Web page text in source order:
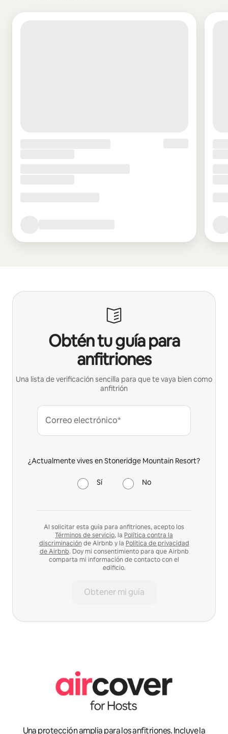
Obtén tu guía para
anfitriones
Una lista de verificación sencilla para que te vaya bien como
anfitrión
Correo electrónico*
¿Actualmente vives en Stoneridge Mountain Resort?
Sí No
Al solicitar esta guía para anfitriones, acepto los
Términos de servicio, la Política contra la
discriminación de Airbnb y la Política de privacidad
de Airbnb. Doy mi consentimiento para que Airbnb
comparta mi información de contacto con el
edificio.
Obtener mi guía
Una protección amplia para los anfitriones. Incluye la